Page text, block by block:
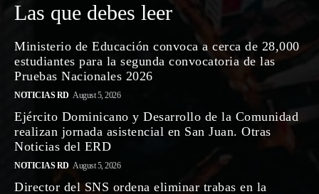
Las que debes leer
Ministerio de Educación convoca a cerca de 28,000
estudiantes para la segunda convocatoria de las
Pruebas Nacionales 2026
NOTICIAS RD August 5, 2026
Ejército Dominicano y Desarrollo de la Comunidad
realizan jornada asistencial en San Juan. Otras
Noticias del ERD
NOTICIAS RD August 5, 2026
Director del SNS ordena eliminar trabas en la